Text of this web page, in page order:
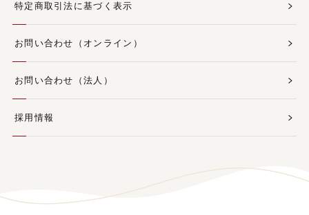
特定商取引法に基づく表示
お問い合わせ（オンライン）
お問い合わせ（法人）
採用情報